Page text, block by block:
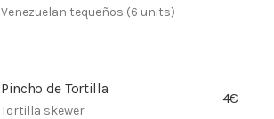
Venezuelan tequeños (6 units)
Pincho de Tortilla
Tortilla skewer
4€